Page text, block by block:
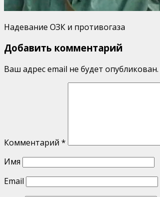
Надевание ОЗК и противогаза
Добавить комментарий
Ваш адрес email не будет опубликован.
Комментарий *
Имя
Email